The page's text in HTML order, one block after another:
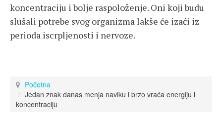
koncentraciju i bolje raspoloženje. Oni koji budu
slušali potrebe svog organizma lakše će izaći iz
perioda iscrpljenosti i nervoze.
Početna
Jedan znak danas menja naviku i brzo vraća energiju i
koncentraciju